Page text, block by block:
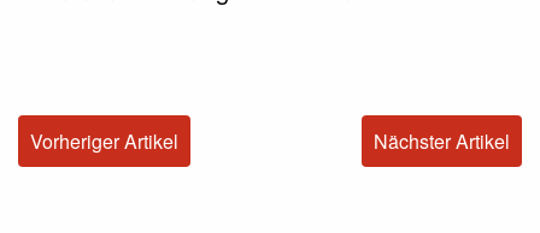
Nächster Artikel
Vorheriger Artikel